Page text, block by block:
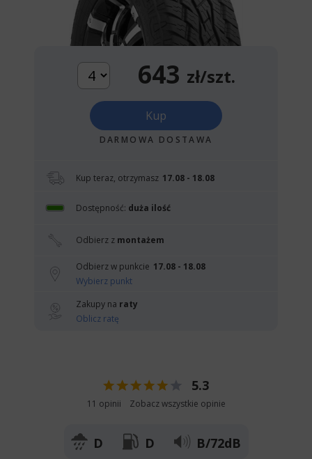
643 zł/szt.
Kup
DARMOWA DOSTAWA
Kup teraz, otrzymasz 17.08 - 18.08
Dostępność: duża ilość
Odbierz z montażem
Odbierz w punkcie 17.08 - 18.08
Wybierz punkt
Zakupy na raty
Oblicz ratę
5.3
11 opinii Zobacz wszystkie opinie
D D B/72dB